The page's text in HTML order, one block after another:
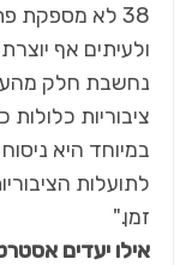
38 לא מספקת
ולעיתים אף
נחשבת חלק
ציבוריות
במיוחד היא
לתועלות
זמן."
אילו יעדים